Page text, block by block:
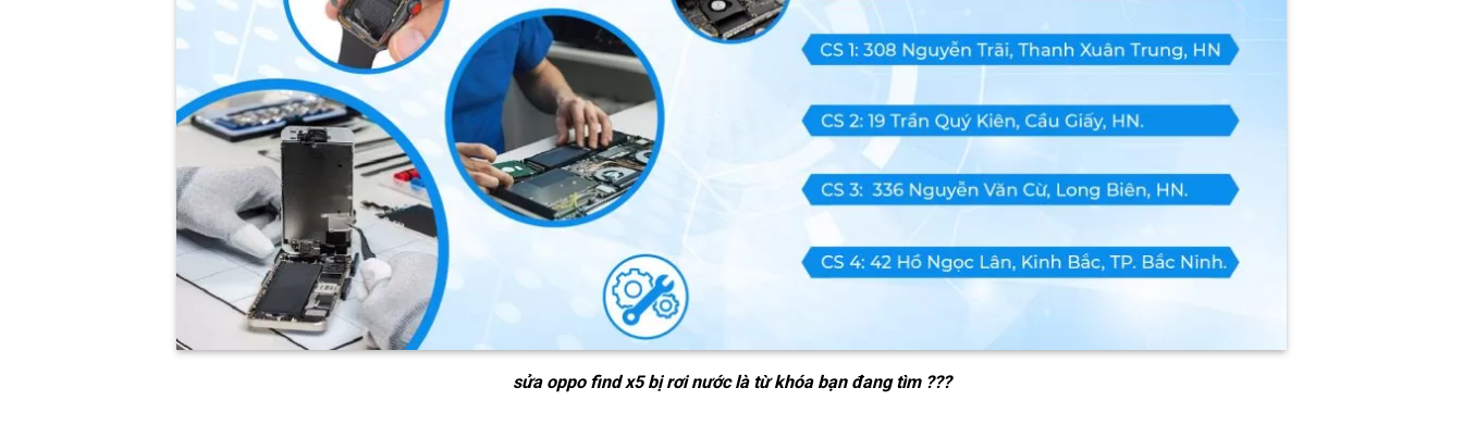
sửa oppo find x5 bị rơi nướclà từ khóa bạn đang tìm ???